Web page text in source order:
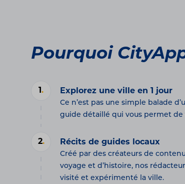
Pourquoi
. Explorez une ville en 1 jour
Ce n’est pas une simple balade
guide détaillé qui vous permet de
2. Récits de guides locaux
Créé par des créateurs de
voyage et d’histoire, nos
visité et expérimenté la ville.